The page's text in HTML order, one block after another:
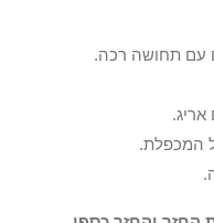
עם תחושה רכה.
אריג.
המכפלת.